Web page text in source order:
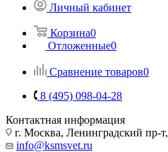
Личный кабинет
Корзина0
Отложенные0
Сравнение товаров0
8 (495) 098-04-28
Контактная информация
г. Москва, Ленинградский пр-
info@ksmsvet.ru